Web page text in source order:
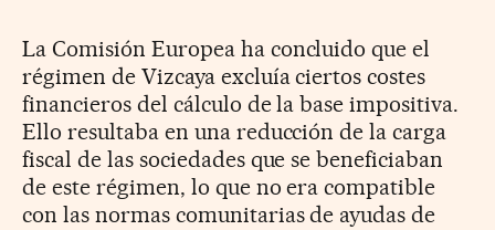
La Comisión Europea ha concluido que el
régimen de Vizcaya excluía ciertos costes
financieros del cálculo de la base impositiva.
Ello resultaba en una reducción de la carga
fiscal de las sociedades que se beneficiaban
de este régimen, lo que no era compatible
con las normas comunitarias de ayudas de